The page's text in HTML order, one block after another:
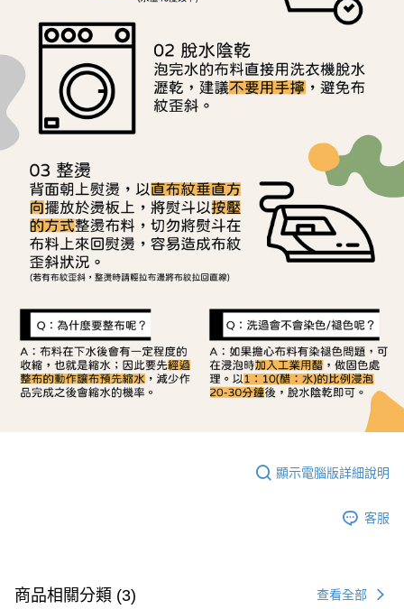
３．未成年的使用者請事先徵得法定代理人或監護人之同意方可使用
「AFTEE先享後付」，若未經同意申辦者引起之損失，本公司不負相關責
任。
４．使用「AFTEE先享後付」時，將依據個別帳號之用戶狀況，依本公司即
時審查核予不同之上限額度；若仍有額度不足之情形，本公司將視審查結果
請求用戶進行身份認證。
５．嚴禁一人註冊多個帳號或使用他人資訊註冊。若發現惡意使用之情形，
恩沛科技股份有限公司將有權停止該用戶之使用額度並採取法律行動。
顯示電腦版詳細說明
客服
商品相關分類 (3) 查看全部